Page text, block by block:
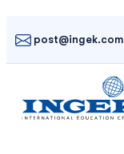
contentpost@ingek.com